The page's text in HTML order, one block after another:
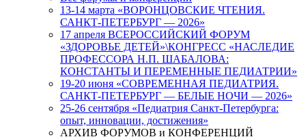
13-14 марта «ВОРОНЦОВСКИЕ ЧТЕНИЯ.
САНКТ-ПЕТЕРБУРГ — 2026»
17 апреля ВСЕРОССИЙСКИЙ ФОРУМ
«ЗДОРОВЬЕ ДЕТЕЙ»\КОНГРЕСС «НАСЛЕДИЕ
ПРОФЕССОРА Н.П. ШАБАЛОВА:
КОНСТАНТЫ И ПЕРЕМЕННЫЕ ПЕДИАТРИИ»
19-20 июня «СОВРЕМЕННАЯ ПЕДИАТРИЯ.
САНКТ-ПЕТЕРБУРГ — БЕЛЫЕ НОЧИ — 2026»
25-26 сентября «Педиатрия Санкт-Петербурга:
опыт, инновации, достижения»
АРХИВ ФОРУМОВ и КОНФЕРЕНЦИЙ